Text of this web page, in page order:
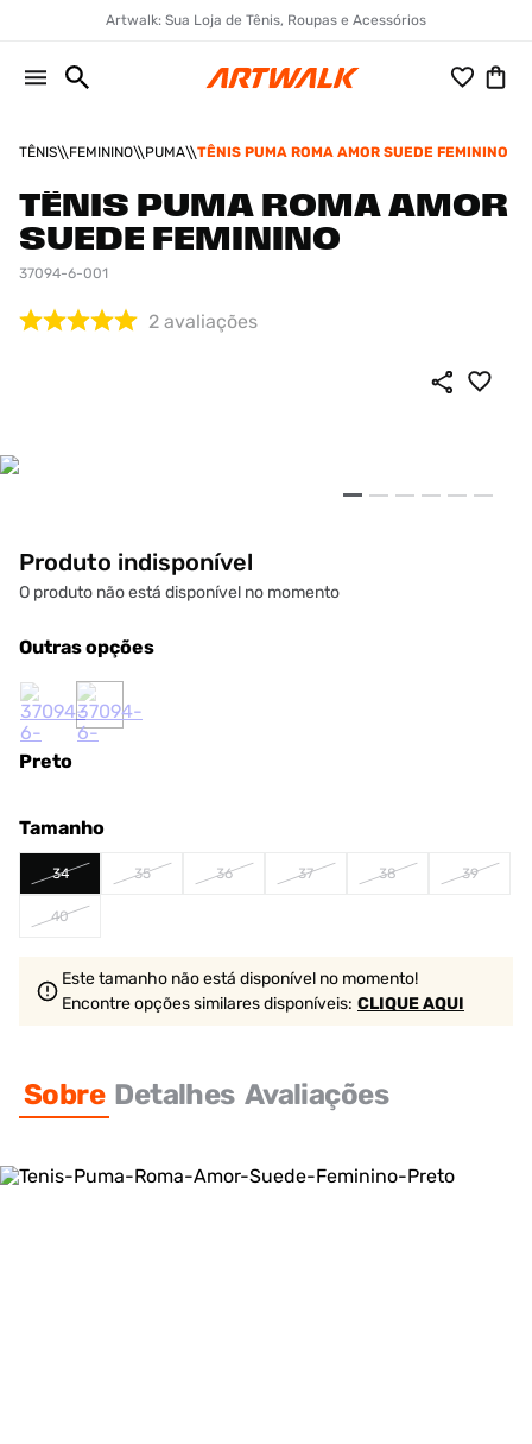
Artwalk: Sua Loja de Tênis, Roupas e Acessórios
TÊNIS FEMININO PUMA TÊNIS PUMA ROMA AMOR SUEDE FEMININO
TÊNIS PUMA ROMA AMOR
SUEDE FEMININO
37094-6-001
2 avaliações
Produto indisponível
O produto não está disponível no momento
Outras opções
Preto
Tamanho
34 35 36 37 38 39
40
Este tamanho não está disponível no momento!
Encontre opções similaresdisponíveis: CLIQUE AQUI
Sobre Detalhes Avaliações